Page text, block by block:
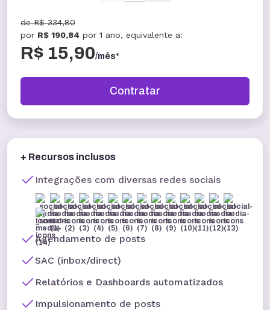
deR$ 334,80
por R$ 190,84 por 1 ano, equivalente a:
R$ 15,90/mês*
Contratar
+ Recursos inclusos
Integrações com diversas redes sociais
Agendamento de posts
SAC (inbox/direct)
Relatórios e Dashboards automatizados
Impulsionamento de posts